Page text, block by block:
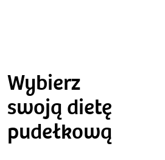
Wybierz
swoją dietę
pudełkową